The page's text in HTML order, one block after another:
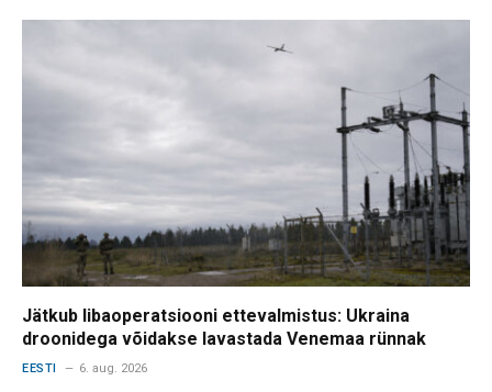
Jätkub libaoperatsiooni ettevalmistus: Ukraina
droonidega võidakse lavastada Venemaa rünnak
EESTI 6. aug. 2026